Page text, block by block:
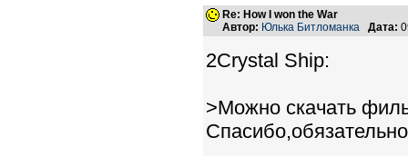
Re: How I won the War
Автор: Юлька Битломанка Дата:
2Crystal Ship:
>Можно скачать